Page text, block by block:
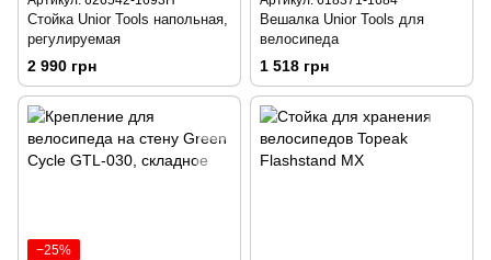
Стойка Unior Tools напольная,
регулируемая
2 990 грн
Вешалка Unior Tools для
велосипеда
1 518 грн
−25%